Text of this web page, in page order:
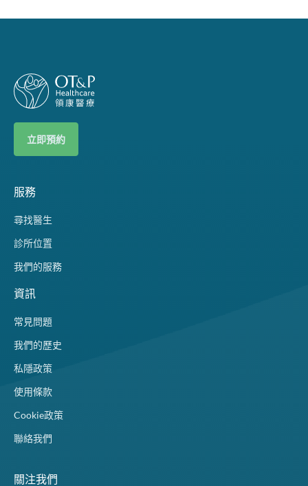
立即預約
服務
尋找醫生
診所位置
我們的服務
資訊
常見問題
我們的歷史
私隱政策
使用條款
Cookie政策
聯絡我們
關注我們